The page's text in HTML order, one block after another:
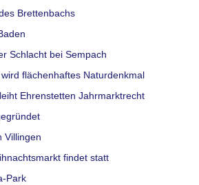
Brettenbachs
Schlacht bei Sempach
flächenhaftes Naturdenkmal
Ehrenstetten Jahrmarktrecht
Villingen
findet statt
Park